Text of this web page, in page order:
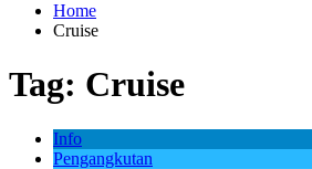
Home
Cruise
Tag: Cruise
Info
Pengangkutan